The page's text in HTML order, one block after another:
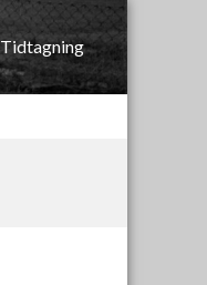
Tidtagning